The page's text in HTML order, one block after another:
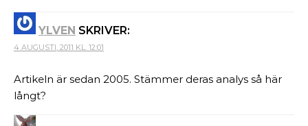
YLVEN SKRIVER:
4 AUGUSTI, 2011 KL. 12:01
Artikeln är sedan 2005. Stämmer deras analys så här
långt?